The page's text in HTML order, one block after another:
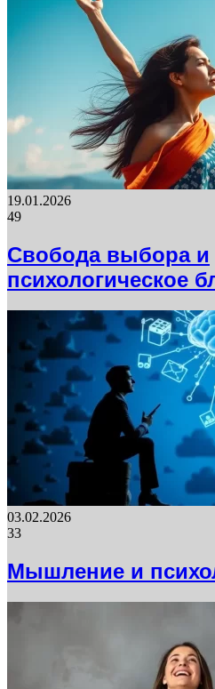
19.01.2026
49
Свобода выбора и
психологическое
03.02.2026
33
Мышление и